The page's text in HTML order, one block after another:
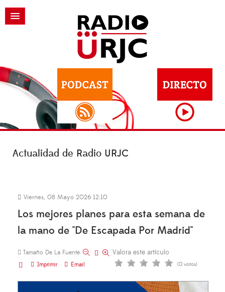
Actualidad de Radio URJC
Viernes, 08 Mayo 2026 12:10
Los mejores planes para esta semana de
la mano de "De Escapada Por Madrid"
Tamaño De La Fuente
Imprimir
Email
Valora este artículo
(0 votos)